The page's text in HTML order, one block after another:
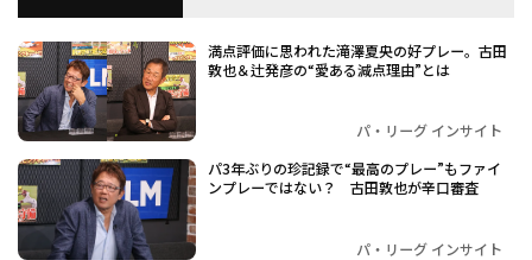
満点評価に思われた滝澤夏央の好プレー。古田
敦也＆辻発彦の“愛ある減点理由”とは
パ・リーグ インサイト
パ3年ぶりの珍記録で“最高のプレー”もファイ
ンプレーではない？ 古田敦也が辛口審査
パ・リーグ インサイト